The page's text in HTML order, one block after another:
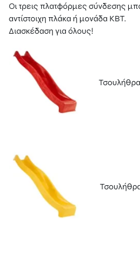
Οι τρεις πλατφόρμες σύνδεσης
αντίστοιχη πλάκα ή μονάδα KBT.
Διασκέδαση για όλους!